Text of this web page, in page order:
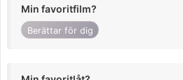
Min favoritfilm?
Berättar för dig